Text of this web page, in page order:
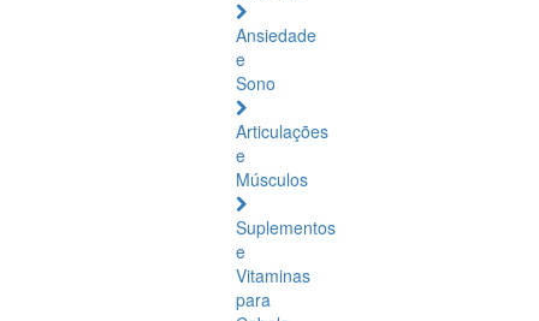
Ansiedade
e
Sono
Articulações
e
Músculos
Suplementos
e
Vitaminas
para